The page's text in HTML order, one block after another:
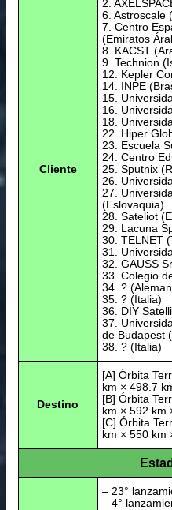
Cliente
2.
6. Astroscale
7. Centro
(Emiratos
8. KACST
9. Technion
12. Kepler
14. INPE
15.
16.
18.
22. Hiper
23. Escuela
24. Centro
25. Sputnix
26.
27.
(Eslovaquia)
28. Sateliot
29. Lacuna
30. TELNET
31.
32. GAUSS
33. Colegio
34. ?
35. ? (Italia)
36. DIY
37.
de Budapest
38. ? (Italia)
Destino
[A] Órbita
km × 498.7
[B] Órbita
km × 592 km
[C] Órbita
km × 550 km
– 23°
– 4°